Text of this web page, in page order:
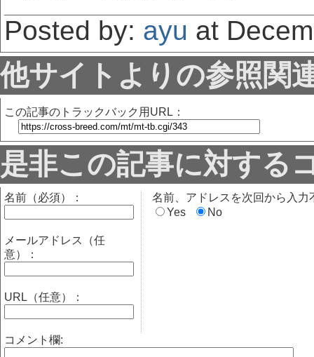
Posted by: ayu at
他サイトよりの参照関
この記事のトラックバック用URL：
是非この記事に対する
名前（必須）：
メールアドレス（任
意）：
URL（任意）：
名前、アドレスを次回から入力
Yes
No
コメント欄: